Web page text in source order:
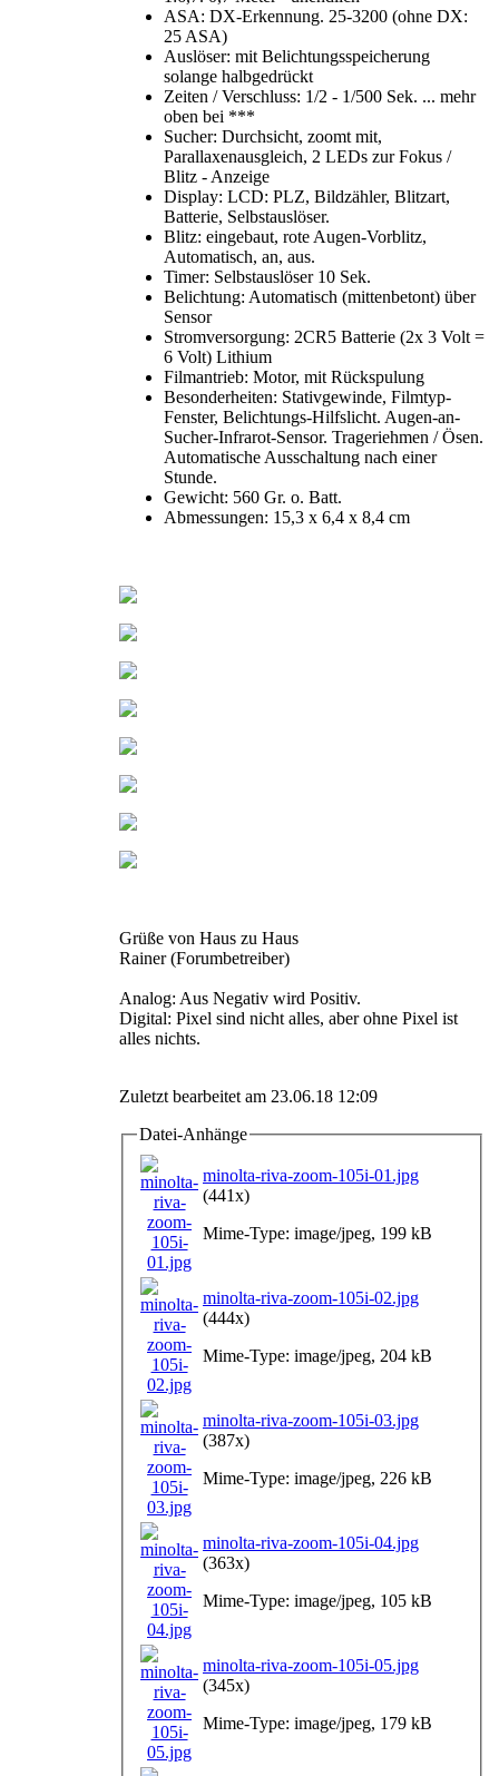
ASA: DX-Erkennung. 25-3200 (ohne DX:
25 ASA)
Auslöser: mit Belichtungsspeicherung
solange halbgedrückt
Zeiten / Verschluss: 1/2 - 1/500 Sek. ... mehr
oben bei ***
Sucher: Durchsicht, zoomt mit,
Parallaxenausgleich, 2 LEDs zur Fokus /
Blitz - Anzeige
Display: LCD: PLZ, Bildzähler, Blitzart,
Batterie, Selbstauslöser.
Blitz: eingebaut, rote Augen-Vorblitz,
Automatisch, an, aus.
Timer: Selbstauslöser 10 Sek.
Belichtung: Automatisch (mittenbetont) über
Sensor
Stromversorgung: 2CR5 Batterie (2x 3 Volt =
6 Volt) Lithium
Filmantrieb: Motor, mit Rückspulung
Besonderheiten: Stativgewinde, Filmtyp-
Fenster, Belichtungs-Hilfslicht. Augen-an-
Sucher-Infrarot-Sensor. Trageriehmen / Ösen.
Automatische Ausschaltung nach einer
Stunde.
Gewicht: 560 Gr. o. Batt.
Abmessungen: 15,3 x 6,4 x 8,4 cm
Grüße von Haus zu Haus
Rainer (Forumbetreiber)
Analog: Aus Negativ wird Positiv.
Digital: Pixel sind nicht alles, aber ohne Pixel ist
alles nichts.
Zuletzt bearbeitet am 23.06.18 12:09
Datei-Anhänge
minolta-riva-zoom-105i-01.jpg
(441x)
Mime-Type: image/jpeg, 199 kB
minolta-riva-zoom-105i-02.jpg
(444x)
Mime-Type: image/jpeg, 204 kB
minolta-riva-zoom-105i-03.jpg
(387x)
Mime-Type: image/jpeg, 226 kB
minolta-riva-zoom-105i-04.jpg
(363x)
Mime-Type: image/jpeg, 105 kB
minolta-riva-zoom-105i-05.jpg
(345x)
Mime-Type: image/jpeg, 179 kB